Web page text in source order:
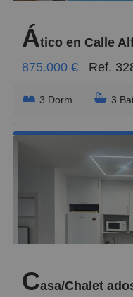
Ático en Calle Alfredo L
875.000 €
Ref.
3 Dorm 3
Casa/Chalet adosado en San